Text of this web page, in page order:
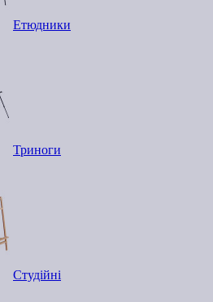
Етюдники
Триноги
Студійні